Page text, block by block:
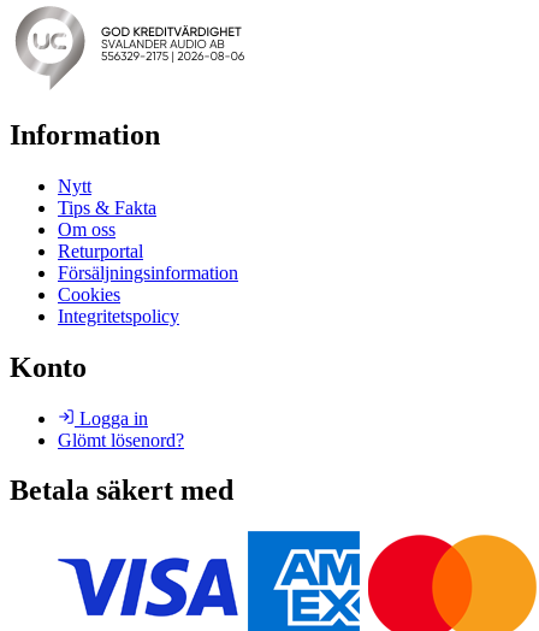
Information
Nytt
Tips & Fakta
Om oss
Returportal
Försäljningsinformation
Cookies
Integritetspolicy
Konto
Logga in
Glömt lösenord?
Betala säkert med